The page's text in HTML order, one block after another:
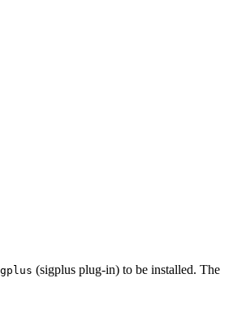
(sigplus plug-in) to be installed. The